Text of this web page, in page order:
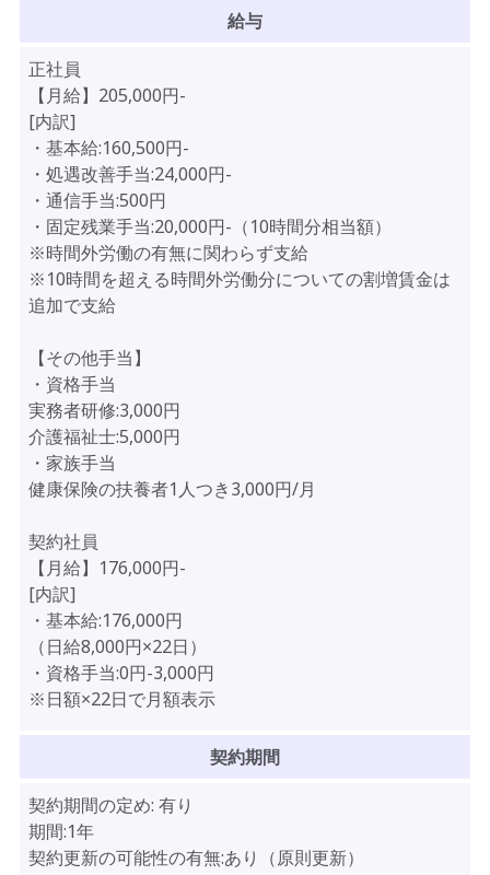
給与
正社員
【月給】205,000円-
[内訳]
・基本給:160,500円-
・処遇改善手当:24,000円-
・通信手当:500円
・固定残業手当:20,000円-（10時間分相当額）
※時間外労働の有無に関わらず支給
※10時間を超える時間外労働分についての割増賃金は
追加で支給
【その他手当】
・資格手当
実務者研修:3,000円
介護福祉士:5,000円
・家族手当
健康保険の扶養者1人つき3,000円/月
契約社員
【月給】176,000円-
[内訳]
・基本給:176,000円
（日給8,000円×22日）
・資格手当:0円-3,000円
※日額×22日で月額表示
契約期間
契約期間の定め: 有り
期間:1年
契約更新の可能性の有無:あり（原則更新）